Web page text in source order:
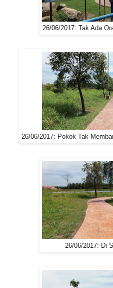
26/06/2017: Tak Ada
26/06/2017: Pokok Tak
26/06/2017: Di